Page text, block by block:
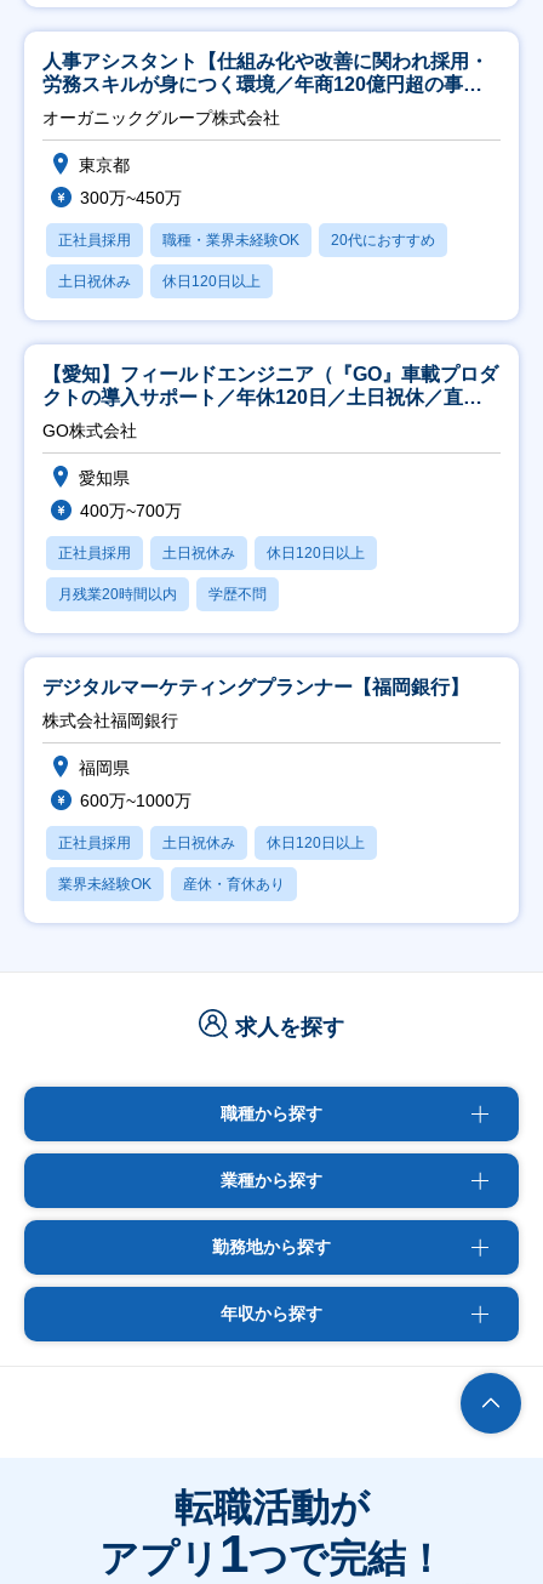
人事アシスタント【仕組み化や改善に関われ採用・
労務スキルが身につく環境／年商120億円超の事業
会社】
オーガニックグループ株式会社
東京都
300万~450万
正社員採用 職種・業界未経験OK 20代におすすめ
土日祝休み 休日120日以上
【愛知】フィールドエンジニア（『GO』車載プロダ
クトの導入サポート／年休120日／土日祝休／直行
直帰
GO株式会社
愛知県
400万~700万
正社員採用 土日祝休み 休日120日以上
月残業20時間以内 学歴不問
デジタルマーケティングプランナー【福岡銀行】
株式会社福岡銀行
福岡県
600万~1000万
正社員採用 土日祝休み 休日120日以上
業界未経験OK 産休・育休あり
求人を探す
職種から探す
業種から探す
勤務地から探す
年収から探す
転職活動が
アプリ 1つで完結！